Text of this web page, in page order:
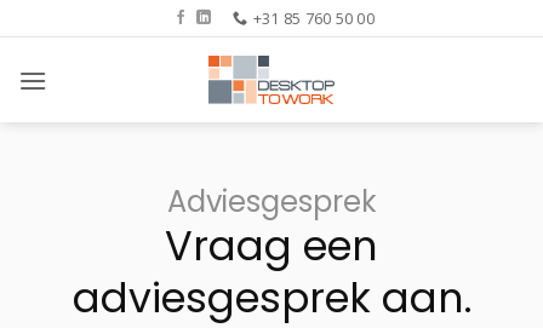
naar
inhoud
+31 85 760 50 00
Adviesgesprek
Vraag een
adviesgesprek aan.